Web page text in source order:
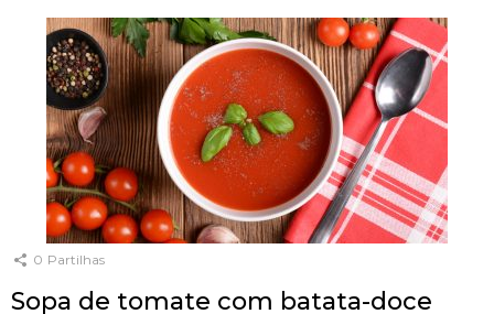
0 Partilhas
Sopa de tomate com batata-doce